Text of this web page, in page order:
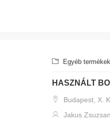
Egyéb termékek
HASZNÁLT
Budapest, X.
Jakus